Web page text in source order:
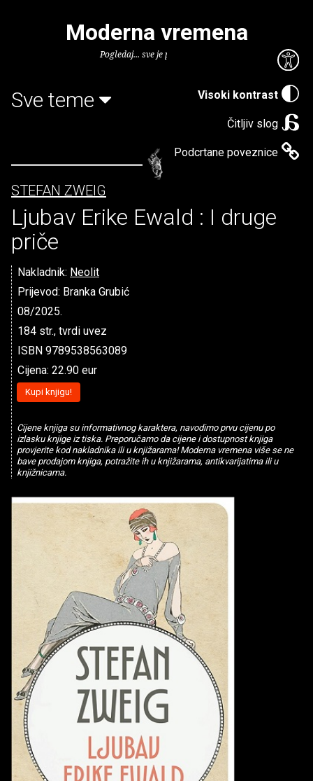
Visoki kontrast
Čitljiv slog
Podcrtane poveznice
Moderna vremena
Pogledaj... sve je puno knjiga.
Sve teme
STEFAN ZWEIG
Ljubav Erike Ewald : I druge
priče
Nakladnik: Neolit
Prijevod: Branka Grubić
08/2025.
184 str., tvrdi uvez
ISBN 9789538563089
Cijena: 22.90 eur
Kupi knjigu!
Cijene knjiga su informativnog karaktera, navodimo prvu cijenu po
izlasku knjige iz tiska. Preporučamo da cijene i dostupnost knjiga
provjerite kod nakladnika ili u knjižarama! Moderna vremena više se ne
bave prodajom knjiga, potražite ih u knjižarama, antikvarijatima ili u
knjižnicama.